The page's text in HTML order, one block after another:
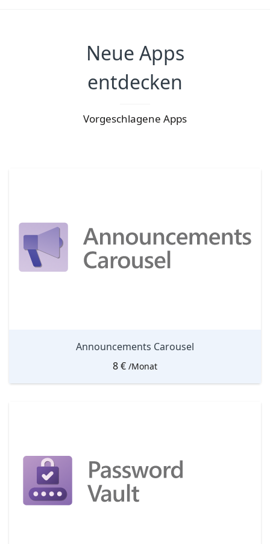
Neue Apps
entdecken
Vorgeschlagene Apps
Announcements Carousel
8€ /Monat